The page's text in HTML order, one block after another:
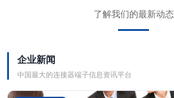
了解我们的最新动态
企业新闻
中国最大的连接器端子信息资讯平台